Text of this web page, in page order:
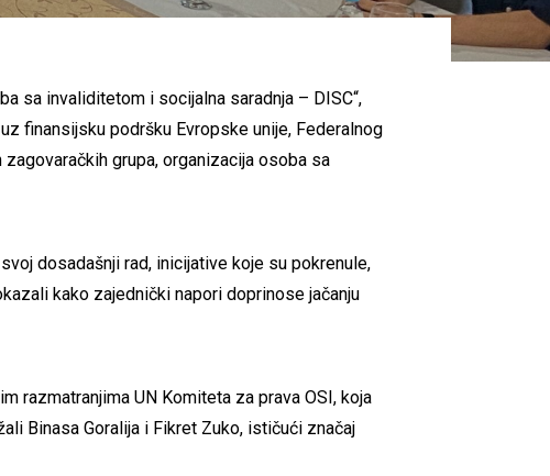
sa invaliditetom i socijalna saradnja – DISC“,
finansijsku podršku Evropske unije, Federalnog
grupa, organizacija osoba sa
dosadašnji rad, inicijative koje su pokrenule,
kako zajednički napori doprinose jačanju
razmatranjima UN Komiteta za prava OSI, koja
Binasa Goralija i Fikret Zuko, ističući značaj